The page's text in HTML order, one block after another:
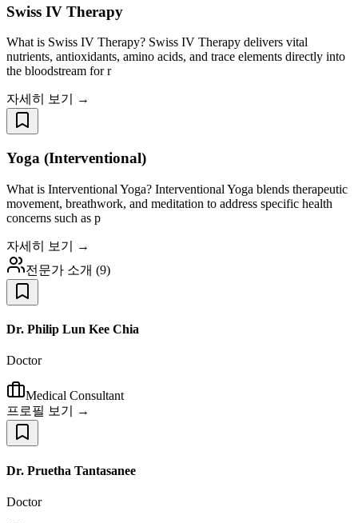
Swiss IV Therapy
What is Swiss IV Therapy? Swiss IV Therapy delivers vital
nutrients, antioxidants, amino acids, and trace elements directly into
the bloodstream for r
자세히 보기 →
Yoga (Interventional)
What is Interventional Yoga? Interventional Yoga blends therapeutic
movement, breathwork, and meditation to address specific health
concerns such as p
자세히 보기 →
전문가 소개 (9)
Dr. Philip Lun Kee Chia
Doctor
Medical Consultant
프로필 보기 →
Dr. Pruetha Tantasanee
Doctor